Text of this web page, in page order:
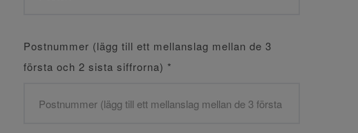
Postnummer (lägg till ett mellanslag mellan de 3
första och 2 sista siffrorna) *